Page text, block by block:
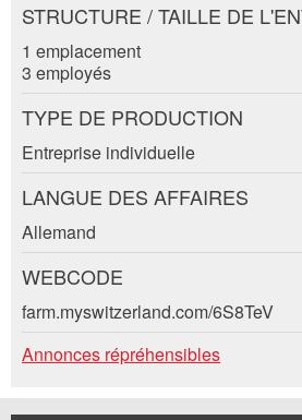
* Saisie nécessaire
Pour des raisons d'assurance
ECRIRE UN MESSAGE
Fermer
NPA / Lieu *:
Message:
Information: Pour l'assurance
Adresse
STRUCTURE / TAILLE DE
1 emplacement
3 employés
TYPE DE PRODUCTION
Entreprise individuelle
LANGUE DES AFFAIRES
Allemand
WEBCODE
farm.myswitzerland.com/6S8TeV
Annonces répréhensibles